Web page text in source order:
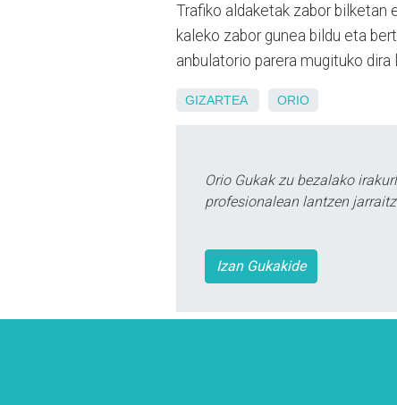
Trafiko aldaketak zabor bilketan
kaleko zabor gunea bildu eta
anbulatorio parera mugituko
GIZARTEA ORIO
Orio Gukak zu bezalako
profesionalean lantzen
Izan Gukakide